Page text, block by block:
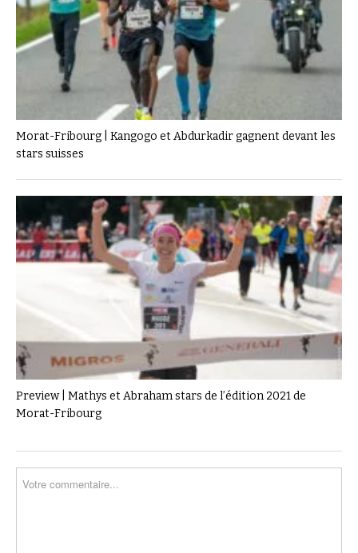
Morat-Fribourg | Kangogo et Abdurkadir gagnent devant les
stars suisses
Preview | Mathys et Abraham stars de l’édition 2021 de
Morat-Fribourg